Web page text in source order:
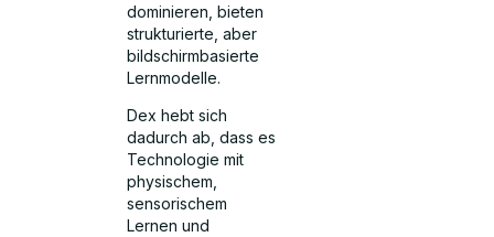
dominieren, bieten
strukturierte, aber
bildschirmbasierte
Lernmodelle.
Dex hebt sich
dadurch ab, dass es
Technologie mit
physischem,
sensorischem
Lernen und